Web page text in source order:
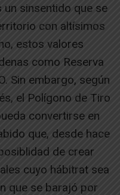
un sinsentido que se
con altísimos
estos valores
como Reserva
Sin embargo, según
el Polígono de Tiro
convertirse en
que, desde hace
de crear
cuyo hábitrat sea
que se barajó por